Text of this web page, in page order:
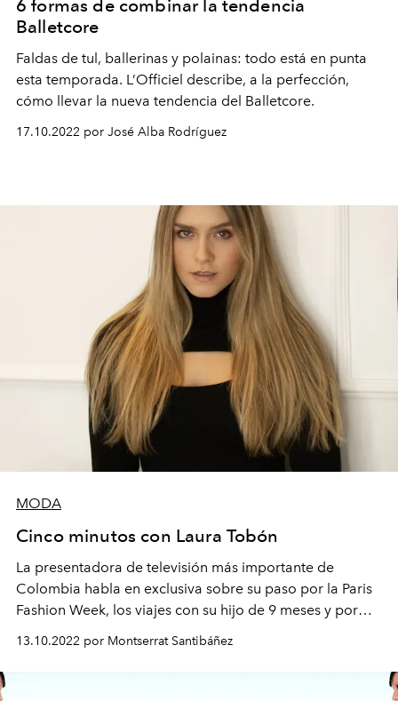
6 formas de combinar la tendencia
Balletcore
Faldas de tul, ballerinas y polainas: todo está en punta
esta temporada. L’Officiel describe, a la perfección,
cómo llevar la nueva tendencia del Balletcore.
17.10.2022 por José Alba Rodríguez
MODA
Cinco minutos con Laura Tobón
La presentadora de televisión más importante de
Colombia habla en exclusiva sobre su paso por la Paris
Fashion Week, los viajes con su hijo de 9 meses y por
compañera para cada uno de ellos.
13.10.2022 por Montserrat Santibáñez